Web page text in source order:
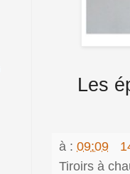
Les
à : 09:09
Tiroirs à